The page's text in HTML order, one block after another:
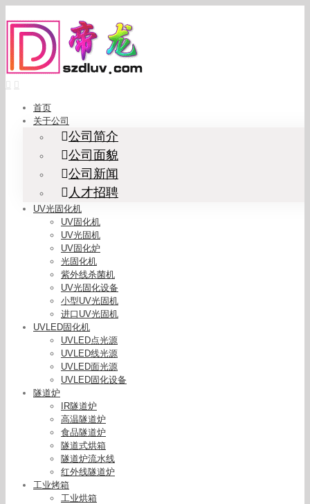
to
content
首页
关于公司
公司简介
公司面貌
公司新闻
人才招聘
UV光固化机
UV固化机
UV光固机
UV固化炉
光固化机
紫外线杀菌机
UV光固化设备
小型UV光固机
进口UV光固机
UVLED固化机
UVLED点光源
UVLED线光源
UVLED面光源
UVLED固化设备
隧道炉
IR隧道炉
高温隧道炉
食品隧道炉
隧道式烘箱
隧道炉流水线
红外线隧道炉
工业烤箱
工业烘箱